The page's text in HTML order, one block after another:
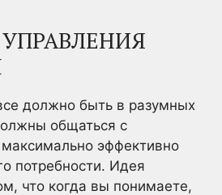
должно быть в разумных
общаться с
эффективно
потребности. Идея
что когда вы понимаете,